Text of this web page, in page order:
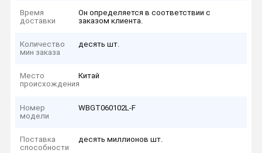
Время
доставки
Он определяется в соответствии с
заказом клиента.
Количество
мин заказа
десять шт.
Место
происхождения
Китай
Номер
модели
WBGT060102L-F
Поставка
способности
десять миллионов шт.